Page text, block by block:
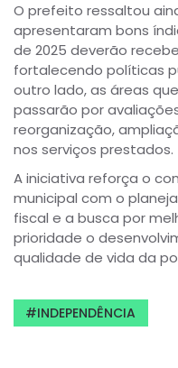
O prefeito ressaltou
apresentaram bons
de 2025 deverão
fortalecendo políticas
outro lado, as áreas
passarão por
reorganização,
nos serviços prestados.
A iniciativa reforça o
municipal com o
fiscal e a busca por
prioridade o
qualidade de vida da
INDEPENDÊNCIA